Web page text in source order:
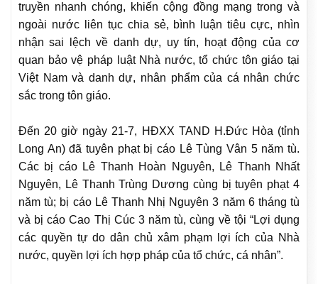
truyền nhanh chóng, khiến cộng đồng mạng trong và
ngoài nước liên tục chia sẻ, bình luận tiêu cực, nhìn
nhận sai lệch về danh dự, uy tín, hoạt động của cơ
quan bảo vệ pháp luật Nhà nước, tổ chức tôn giáo tại
Việt Nam và danh dự, nhân phẩm của cá nhân chức
sắc trong tôn giáo.
Đến 20 giờ ngày 21-7, HĐXX TAND H.Đức Hòa (tỉnh
Long An) đã tuyên phạt bị cáo Lê Tùng Vân 5 năm tù.
Các bị cáo Lê Thanh Hoàn Nguyên, Lê Thanh Nhất
Nguyên, Lê Thanh Trùng Dương cùng bị tuyên phạt 4
năm tù; bị cáo Lê Thanh Nhị Nguyên 3 năm 6 tháng tù
và bị cáo Cao Thị Cúc 3 năm tù, cùng về tội “Lợi dụng
các quyền tự do dân chủ xâm phạm lợi ích của Nhà
nước, quyền lợi ích hợp pháp của tổ chức, cá nhân”.